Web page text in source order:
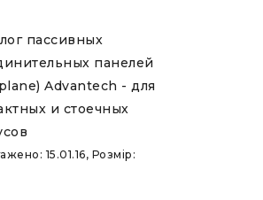
пассивных
панелей
Advantech - для
и стоечных
15.01.16, Розмір: